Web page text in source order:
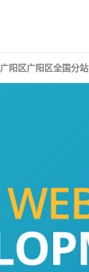
广阳区广阳区全国分站